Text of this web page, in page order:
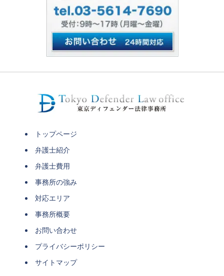
トップページ
弁護士紹介
弁護士費用
事務所の強み
対応エリア
事務所概要
お問い合わせ
プライバシーポリシー
サイトマップ